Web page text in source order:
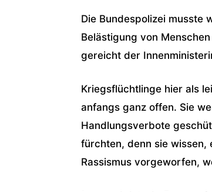
Die Bundespolizei musste
Belästigung von
gereicht der
Kriegsflüchtlinge hier als
anfangs ganz offen. Sie
Handlungsverbote
fürchten, denn sie wissen,
Rassismus vorgeworfen,